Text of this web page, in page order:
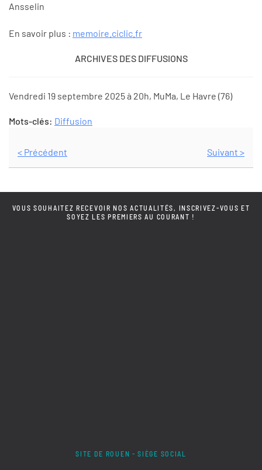
Ansselin
En savoir plus : memoire.ciclic.fr
ARCHIVES DES DIFFUSIONS
Vendredi 19 septembre 2025 à 20h, MuMa, Le Havre (76)
Mots-clés: Diffusion
< Précédent Suivant >
VOUS SOUHAITEZ RECEVOIR NOS ACTUALITÉS, INSCRIVEZ-VOUS ET
SOYEZ LES PREMIERS AU COURANT !
SITE DE ROUEN - SIÈGE SOCIAL